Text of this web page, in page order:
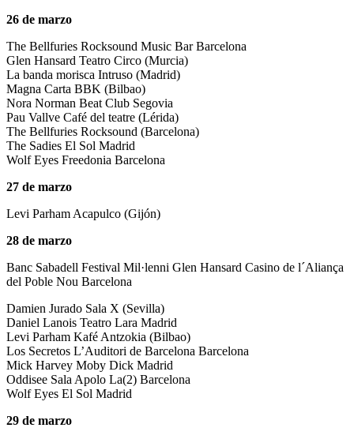
26 de marzo
The Bellfuries Rocksound Music Bar Barcelona
Glen Hansard Teatro Circo (Murcia)
La banda morisca Intruso (Madrid)
Magna Carta BBK (Bilbao)
Nora Norman Beat Club Segovia
Pau Vallve Café del teatre (Lérida)
The Bellfuries Rocksound (Barcelona)
The Sadies El Sol Madrid
Wolf Eyes Freedonia Barcelona
27 de marzo
Levi Parham Acapulco (Gijón)
28 de marzo
Banc Sabadell Festival Mil·lenni Glen Hansard Casino de l´Aliança
del Poble Nou Barcelona
Damien Jurado Sala X (Sevilla)
Daniel Lanois Teatro Lara Madrid
Levi Parham Kafé Antzokia (Bilbao)
Los Secretos L’Auditori de Barcelona Barcelona
Mick Harvey Moby Dick Madrid
Oddisee Sala Apolo La(2) Barcelona
Wolf Eyes El Sol Madrid
29 de marzo